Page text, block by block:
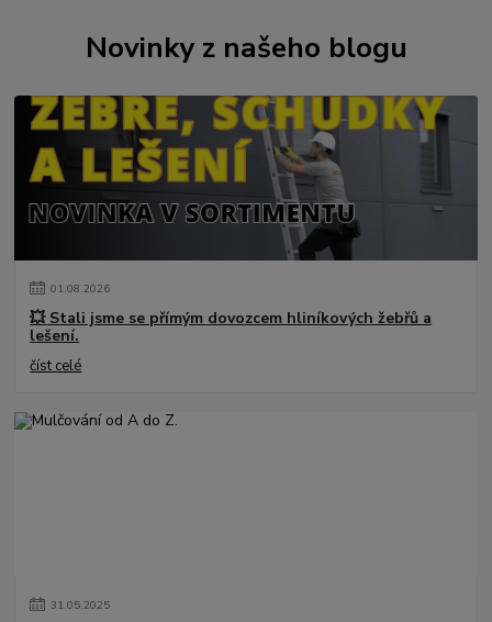
Novinky z našeho blogu
01.08.2026
💥 Stali jsme se přímým dovozcem hliníkových žebřů a
lešení.
číst celé
31.05.2025